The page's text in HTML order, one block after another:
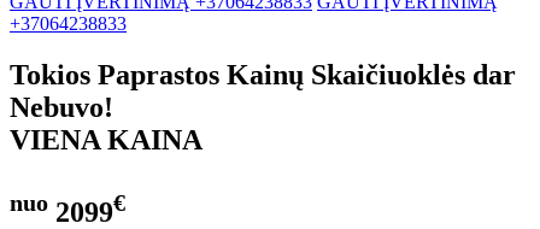
+37064238833
Tokios Paprastos Kainų Skaičiuoklės dar
Nebuvo!
VIENA KAINA
nuo 2099€